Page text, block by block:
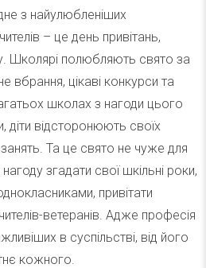
з найулюбленіших
– це день привітань,
Школярі полюбляють свято за
вбрання, цікаві конкурси та
школах з нагоди цього
відсторонюють своїх
занять. Та це свято не чуже для
згадати свої шкільні роки,
привітати
ветеранів. Адже професія
в суспільстві, від його
кожного.